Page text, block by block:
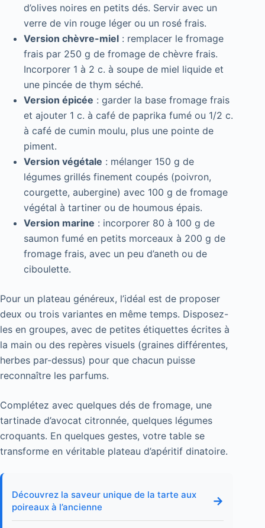
d’olives noires en petits dés. Servir avec un
verre de vin rouge léger ou un rosé frais.
Version chèvre-miel : remplacer le fromage
frais par 250 g de fromage de chèvre frais.
Incorporer 1 à 2 c. à soupe de miel liquide et
une pincée de thym séché.
Version épicée : garder la base fromage frais
et ajouter 1 c. à café de paprika fumé ou 1/2 c.
à café de cumin moulu, plus une pointe de
piment.
Version végétale : mélanger 150 g de
légumes grillés finement coupés (poivron,
courgette, aubergine) avec 100 g de fromage
végétal à tartiner ou de houmous épais.
Version marine : incorporer 80 à 100 g de
saumon fumé en petits morceaux à 200 g de
fromage frais, avec un peu d’aneth ou de
ciboulette.
Pour un plateau généreux, l’idéal est de proposer
deux ou trois variantes en même temps. Disposez-
les en groupes, avec de petites étiquettes écrites à
la main ou des repères visuels (graines différentes,
herbes par-dessus) pour que chacun puisse
reconnaître les parfums.
Complétez avec quelques dés de fromage, une
tartinade d’avocat citronnée, quelques légumes
croquants. En quelques gestes, votre table se
transforme en véritable plateau d’apéritif dinatoire.
Découvrez la saveur unique de la tarte aux
poireaux à l’ancienne
→